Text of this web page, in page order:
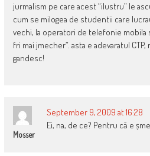
jurmalism pe care acest “ilustru” le
cum se milogea de studentii care
vechi, la operatori de telefonie mobila
fri mai jmecher”. asta e adevaratul
gandesc!
Mosser
September 9, 2009 at 16:28
Ei, na, de ce? Pentru că e